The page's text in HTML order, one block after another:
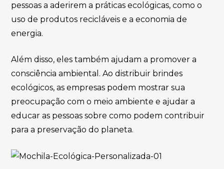
pessoas a aderirem a práticas ecológicas, como o
uso de produtos recicláveis e a economia de
energia.
Além disso, eles também ajudam a promover a
consciência ambiental. Ao distribuir brindes
ecológicos, as empresas podem mostrar sua
preocupação com o meio ambiente e ajudar a
educar as pessoas sobre como podem contribuir
para a preservação do planeta.